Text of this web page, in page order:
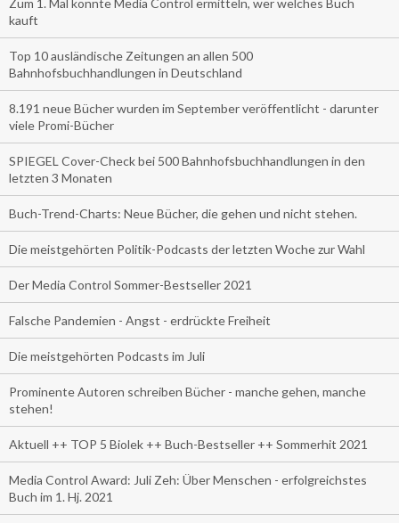
kauft
Top 10 ausländische Zeitungen an allen 500
Bahnhofsbuchhandlungen in Deutschland
8.191 neue Bücher wurden im September veröffentlicht - darunter
viele Promi-Bücher
SPIEGEL Cover-Check bei 500 Bahnhofsbuchhandlungen in den
letzten 3 Monaten
Buch-Trend-Charts: Neue Bücher, die gehen und nicht stehen.
Die meistgehörten Politik-Podcasts der letzten Woche zur Wahl
Der Media Control Sommer-Bestseller 2021
Falsche Pandemien - Angst - erdrückte Freiheit
Die meistgehörten Podcasts im Juli
Prominente Autoren schreiben Bücher - manche gehen, manche
stehen!
Aktuell ++ TOP 5 Biolek ++ Buch-Bestseller ++ Sommerhit 2021
Media Control Award: Juli Zeh: Über Menschen - erfolgreichstes
Buch im 1. Hj. 2021